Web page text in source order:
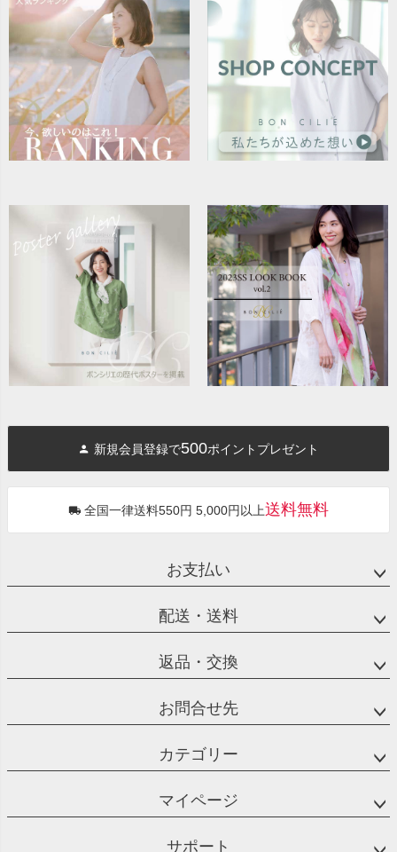
新規会員登録で500ポイントプレゼント
全国一律送料550円 5,000円以上送料無料
お支払い
配送・送料
返品・交換
お問合せ先
カテゴリー
マイページ
サポート